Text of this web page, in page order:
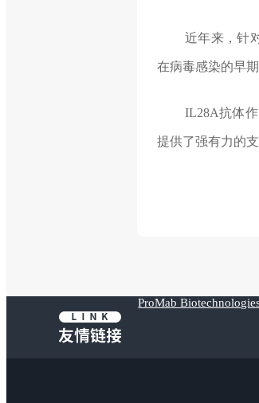
近年来，针
在病毒感染的早
IL28A抗体
提供了强有力的
ProMab